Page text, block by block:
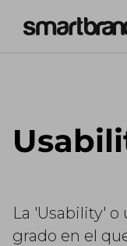
La 'Usability' o
grado en el